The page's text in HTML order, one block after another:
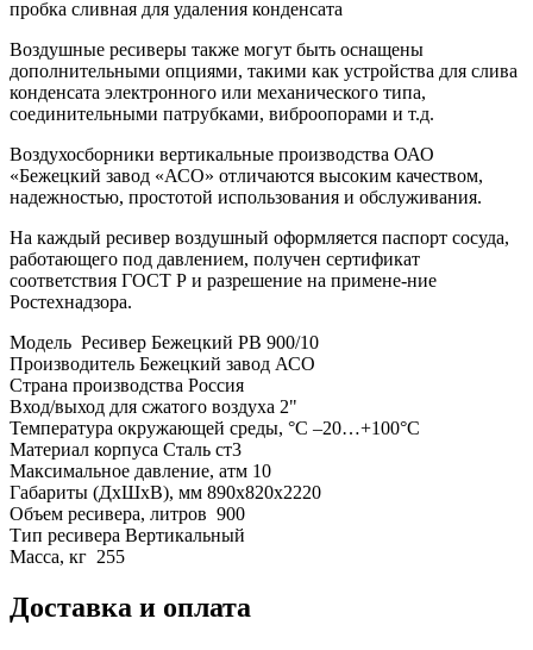
пробка сливная для удаления конденсата
Воздушные ресиверы также могут быть оснащены
дополнительными опциями, такими как устройства для слива
конденсата электронного или механического типа,
соединительными патрубками, виброопорами и т.д.
Воздухосборники вертикальные производства ОАО
«Бежецкий завод «АСО» отличаются высоким качеством,
надежностью, простотой использования и обслуживания.
На каждый ресивер воздушный оформляется паспорт сосуда,
работающего под давлением, получен сертификат
соответствия ГОСТ Р и разрешение на примене-ние
Ростехнадзора.
Модель Ресивер Бежецкий РВ 900/10
Производитель Бежецкий завод АСО
Страна производства Россия
Вход/выход для сжатого воздуха 2"
Температура окружающей среды, °C –20…+100°С
Материал корпуса Сталь ст3
Максимальное давление, атм 10
Габариты (ДхШхВ), мм 890х820х2220
Объем ресивера, литров 900
Тип ресивера Вертикальный
Масса, кг 255
Доставка и оплата